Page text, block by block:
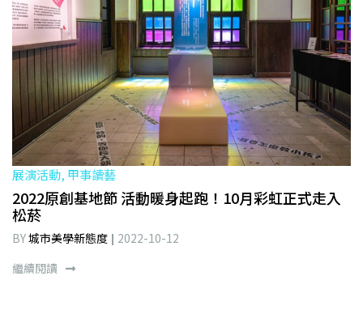
展演活動, 甲事讀藝
2022原創基地節 活動暖身起跑！10月彩虹正式走入
松菸
BY城市美學新態度
2022-10-12
繼續閱讀